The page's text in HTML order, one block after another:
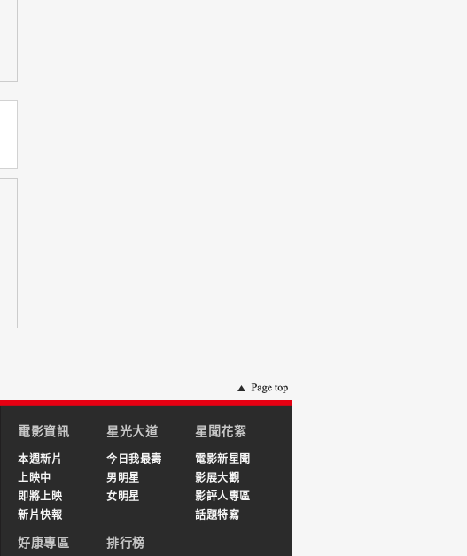
電影資訊
本週新片
上映中
即將上映
新片快報
星光大道
今日我最壽
男明星
女明星
星聞花絮
電影新星聞
影展大觀
影評人專區
話題特寫
好康專區 排行榜